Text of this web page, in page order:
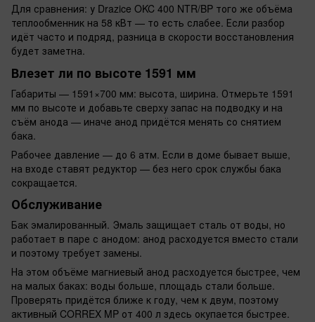
Для сравнения: у Drazice OKC 400 NTR/BP того же объёма
теплообменник на 58 кВт — то есть слабее. Если разбор
идёт часто и подряд, разница в скорости восстановления
будет заметна.
Влезет ли по высоте 1591 мм
Габариты — 1591×700 мм: высота, ширина. Отмерьте 1591
мм по высоте и добавьте сверху запас на подводку и на
съём анода — иначе анод придётся менять со снятием
бака.
Рабочее давление — до 6 атм. Если в доме бывает выше,
на входе ставят редуктор — без него срок службы бака
сокращается.
Обслуживание
Бак эмалированный. Эмаль защищает сталь от воды, но
работает в паре с анодом: анод расходуется вместо стали
и поэтому требует замены.
На этом объёме магниевый анод расходуется быстрее, чем
на малых баках: воды больше, площадь стали больше.
Проверять придётся ближе к году, чем к двум, поэтому
активный CORREX MP от 400 л здесь окупается быстрее.